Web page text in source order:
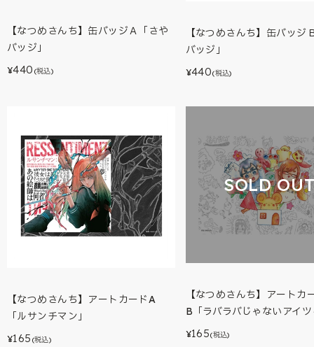
【なつめさんち】缶バッジＡ「さや
バッジ」
¥440 (税込)
【なつめさんち】缶バッジ
バッジ」
¥440(税込)
【なつめさんち】アートカードA
「ルサンチマン」
¥165 (税込)
SOLD
【なつめさんち】アートカ
B「ラバラバじゃないアイ
¥165(税込)